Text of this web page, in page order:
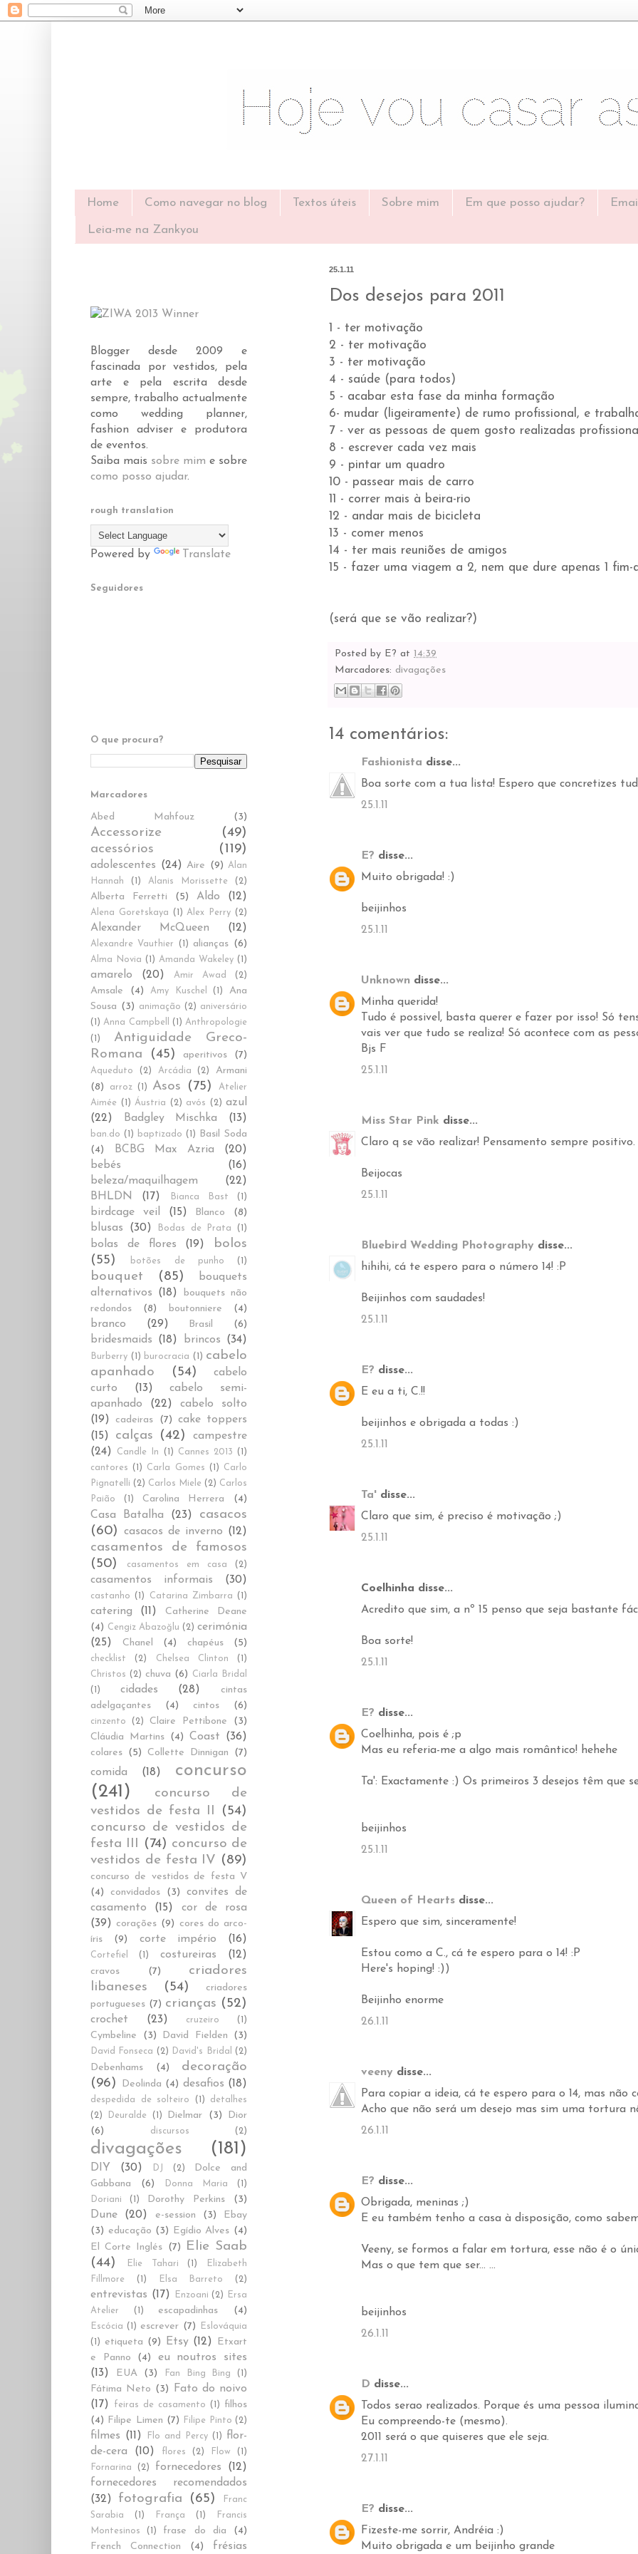
Home Como navegar no blog Textos úteis Sobre mim Em que posso ajudar?
Leia-me na Zankyou
25.1.11
Dos desejos para 2011
1 - ter motivação
2 - ter motivação
3 - ter motivação
4 - saúde (para todos)
5 - acabar esta fase da minha formação
6- mudar (ligeiramente) de rumo profissional, e
7 - ver as pessoas de quem gosto realizadas
8 - escrever cada vez mais
9 - pintar um quadro
10 - passear mais de carro
11 - correr mais à beira-rio
12 - andar mais de bicicleta
13 - comer menos
14 - ter mais reuniões de amigos
15 - fazer uma viagem a 2, nem que dure apenas 1 fim-
(será que se vão realizar?)
Posted by E? at 14:39
Marcadores: divagações
14 comentários:
Fashionista disse...
Boa sorte com a tua lista! Espero que concretizes
25.1.11
E? disse...
Muito obrigada! :)
beijinhos
25.1.11
Unknown disse...
Minha querida!
Tudo é possivel, basta querer e fazer por isso! Só
vais ver que tudo se realiza! Só acontece com as
Bjs F
25.1.11
Miss Star Pink disse...
Claro q se vão realizar! Pensamento sempre positivo.
Beijocas
25.1.11
Bluebird Wedding Photography disse...
hihihi, cá te espero para o número 14! :P
Beijinhos com saudades!
25.1.11
E? disse...
E eu a ti, C.!!
beijinhos e obrigada a todas :)
25.1.11
Ta' disse...
Claro que sim, é preciso é motivação ;)
25.1.11
Coelhinha disse...
Acredito que sim, a nº 15 penso que seja bastante
Boa sorte!
25.1.11
E? disse...
Coelhinha, pois é ;p
Mas eu referia-me a algo mais romântico! hehehe
Ta': Exactamente :) Os primeiros 3 desejos têm que
beijinhos
25.1.11
Queen of Hearts disse...
Espero que sim, sinceramente!
Estou como a C., cá te espero para o 14! :P
Here's hoping! :))
Beijinho enorme
26.1.11
veeny disse...
Para copiar a ideia, cá te espero para o 14, mas não
Acho que não será um desejo mas sim uma tortura
26.1.11
E? disse...
Obrigada, meninas ;)
E eu também tenho a casa à disposição, como
Veeny, se formos a falar em tortura, esse não é o
Mas o que tem que ser... ...
beijinhos
26.1.11
D disse...
Todos serao realizados. Porque és uma pessoa
Eu compreendo-te (mesmo).
2011 será o que quiseres que ele seja.
27.1.11
E? disse...
Fizeste-me sorrir, Andréia :)
Muito obrigada e um beijinho grande
Blogger desde 2009 e
fascinada por vestidos, pela
arte e pela escrita desde
sempre, trabalho actualmente
como wedding planner,
fashion adviser e produtora
de eventos.
Saiba mais sobre mim e sobre
como posso ajudar.
rough translation
Powered by Translate
Seguidores
O que procura?
Marcadores
Abed Mahfouz (3)
Accessorize
(49)
acessórios
(119)
adolescentes (24) Aire (9) Alan
Hannah
(1) Alanis Morissette (2)
Alberta Ferretti (5) Aldo (12)
Alena Goretskaya (1) Alex Perry (2)
Alexander McQueen (12)
Alexandre Vauthier (1) alianças (6)
Alma Novia (1) Amanda Wakeley (1)
amarelo (20) Amir Awad (2)
Amsale (4) Amy Kuschel (1)
Ana
Sousa (3) animação (2) aniversário
(1) Anna Campbell (1) Anthropologie
(1)
Antiguidade Greco-
Romana
(45) aperitivos (7)
Aqueduto (2) Arcádia (2)
Armani
(8)
arroz (1) Asos (75)
Atelier
Aimée
(1) Áustria (2) avós (2) azul
(22)
Badgley Mischka (13)
ban.do (1) baptizado (1)
Basil Soda
(4)
BCBG Max Azria
(20)
bebés
(16)
beleza/maquilhagem
(22)
BHLDN
(17) Bianca Bast (1)
birdcage veil (15) Blanco (8)
blusas (30) Bodas de Prata (1)
bolas de flores (19)
bolos
(55)
botões de punho (1)
bouquet (85)
bouquets
alternativos
(18)
bouquets não
redondos
(8) boutonniere (4)
branco (29) Brasil (6)
bridesmaids (18) brincos (34)
Burberry (1) burocracia (1) cabelo
apanhado
(54)
cabelo
curto
(13)
cabelo semi-
apanhado
(22)
cabelo solto
(19)
cadeiras (7) cake toppers
(15)
calças (42)
campestre
(24)
Candle In (1) Cannes 2013
(1)
cantores
(1) Carla Gomes (1)
Carlo
Pignatelli (2) Carlos Miele (2) Carlos
Paião
(1) Carolina Herrera (4)
Casa Batalha (23)
casacos
(60)
casacos de inverno (12)
casamentos de famosos
(50)
casamentos em casa (2)
casamentos informais (30)
castanho (1) Catarina Zimbarra (1)
catering (11)
Catherine Deane
(4) Cengiz Abazoğlu (2) cerimónia
(25)
Chanel (4) chapéus (5)
checklist (2) Chelsea Clinton
(1)
Christos (2) chuva (6)
Ciarla Bridal
(1)
cidades (28)
cintas
adelgaçantes
(4) cintos (6)
cinzento (2) Claire Pettibone
(3)
Cláudia Martins (4) Coast (36)
colares (5) Collette Dinnigan (7)
comida (18)
concurso
(241)
concurso de
vestidos de festa II
(54)
concurso de vestidos de
festa III
(74) concurso de
vestidos de festa IV (89)
concurso de vestidos de festa V
(4)
convidados (3)
convites de
casamento
(15)
cor de rosa
(39) corações (9) cores do arco-
íris
(9) corte império (16)
Cortefiel (1) costureiras (12)
cravos (7)
criadores
libaneses
(54)
criadores
portugueses (7) crianças (52)
crochet (23) cruzeiro (1)
Cymbeline (3) David Fielden (3)
David Fonseca (2) David's Bridal (2)
Debenhams (4)
decoração
(96)
Deolinda (4) desafios (18)
despedida de solteiro (1)
detalhes
(2)
Deuralde (1) Dielmar (3)
Dior
(6)
discursos (2)
divagações (181)
DIY (30) DJ (2)
Dolce and
Gabbana
(6) Donna Maria
(1)
Doriani
(1) Dorothy Perkins (3)
Dune (20) e-session (3)
Ebay
(3) educação (3) Egídio Alves (4)
El Corte Inglés (7)
Elie Saab
(44)
Elie Tahari (1)
Elizabeth
Fillmore
(1) Elsa Barreto (2)
entrevistas (17) Enzoani (2)
Ersa
Atelier
(1) escapadinhas (4)
Escócia (1) escrever (7)
Eslováquia
(1)
etiqueta (9) Etsy (12)
Etxart
e Panno
(4)
eu noutros sites
(13)
EUA (3) Fan Bing Bing (1)
Fátima Neto (3)
Fato do noivo
(17)
feiras de casamento (1)
filhos
(4) Filipe Limen (7) Filipe Pinto (2)
filmes (11) Flo and Percy (1)
flor-
de-cera
(10) flores (2) Flow
(1)
Fornarina
(2) fornecedores
(12)
fornecedores recomendados
(32)
fotografia (65)
Franc
Sarabia
(1) França (1)
Francis
Montesinos
(1) frase do dia
(4)
French Connection
(4) frésias